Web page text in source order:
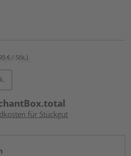
€ / Stk.)
für Stückgut